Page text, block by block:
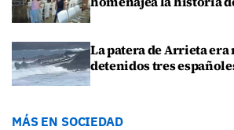
La patera de Arrieta
detenidos tres
MÁS EN SOCIEDAD